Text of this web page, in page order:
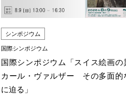
シンポジウム
国際シンポジウム
国際シンポジウム「スイス絵画
カール・ヴァルザー その多面的
に迫る」